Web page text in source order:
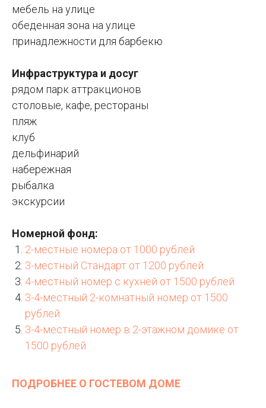
мебель на улице
обеденная зона на улице
принадлежности для барбекю
Инфраструктура и досуг
рядом парк аттракционов
столовые, кафе, рестораны
пляж
клуб
дельфинарий
набережная
рыбалка
экскурсии
Номерной фонд:
2-местные номера от 1000 рублей
3-местный Стандарт от 1200 рублей
4-местный номер с кухней от 1500 рублей
3-4-местный 2-комнатный номер от 1500
рублей
3-4-местный номер в 2-этажном домике от
1500 рублей
ПОДРОБНЕЕ О ГОСТЕВОМ ДОМЕ